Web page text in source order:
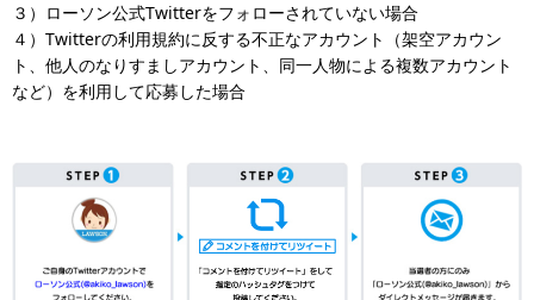
３）ローソン公式Twitterをフォローされていない場合
４）Twitterの利用規約に反する不正なアカウント（架空アカウン
ト、他人のなりすましアカウント、同一人物による複数アカウント
など）を利用して応募した場合